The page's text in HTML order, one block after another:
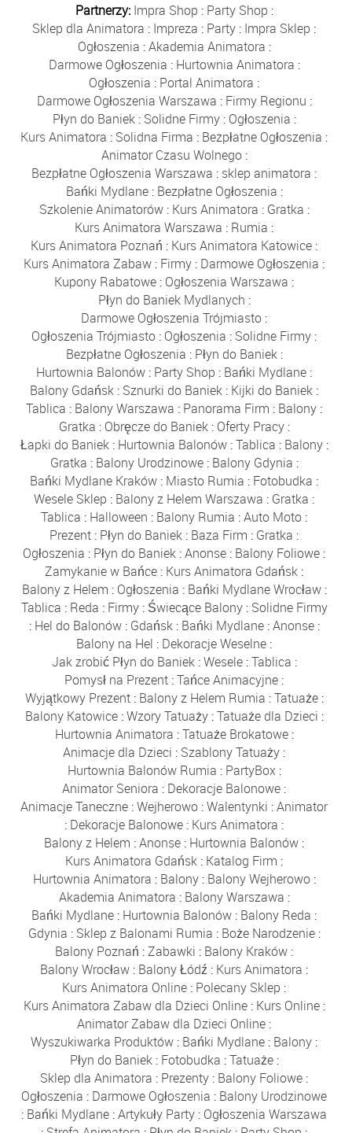
Partnerzy: Impra Shop : Party Shop :
Sklep dla Animatora : Impreza : Party : Impra Sklep :
Ogłoszenia :Akademia Animatora :
Darmowe Ogłoszenia : Hurtownia Animatora :
Ogłoszenia : Portal Animatora :
Darmowe Ogłoszenia Warszawa : Firmy Regionu :
Płyn do Baniek: Solidne Firmy: Ogłoszenia :
Kurs Animatora : Solidna Firma : Bezpłatne Ogłoszenia :
Animator Czasu Wolnego:
Bezpłatne Ogłoszenia Warszawa : sklep animatora :
Bańki Mydlane: Bezpłatne Ogłoszenia :
Szkolenie Animatorów: Kurs Animatora : Gratka :
Kurs Animatora Warszawa : Rumia :
Kurs Animatora Poznań : Kurs Animatora Katowice :
Kurs Animatora Zabaw : Firmy : Darmowe Ogłoszenia :
Kupony Rabatowe : Ogłoszenia Warszawa :
Płyn do Baniek Mydlanych :
Darmowe Ogłoszenia Trójmiasto :
Ogłoszenia Trójmiasto : Ogłoszenia : Solidne Firmy :
Bezpłatne Ogłoszenia : Płyn do Baniek:
Hurtownia Balonów : Party Shop : Bańki Mydlane :
Balony Gdańsk : Sznurki do Baniek : Kijki do Baniek :
Tablica : Balony Warszawa : Panorama Firm : Balony :
Gratka : Obręcze do Baniek: Oferty Pracy:
Łapki do Baniek: Hurtownia Balonów:Tablica : Balony:
Gratka : Balony Urodzinowe: Balony Gdynia :
Bańki Mydlane Kraków : Miasto Rumia : Fotobudka :
Wesele Sklep : Balony z Helem Warszawa : Gratka :
Tablica : Halloween : Balony Rumia :Auto Moto :
Prezent : Płyn do Baniek : Baza Firm : Gratka :
Ogłoszenia : Płyn do Baniek :Anonse : Balony Foliowe :
Zamykanie w Bańce : Kurs Animatora Gdańsk :
Balony z Helem : Ogłoszenia : Bańki Mydlane Wrocław:
Tablica : Reda : Firmy: Świecące Balony: Solidne Firmy
: Hel do Balonów: Gdańsk: Bańki Mydlane:Anonse:
Balony na Hel : Dekoracje Weselne :
Jak zrobić Płyn do Baniek:Wesele:Tablica :
Pomysł na Prezent :Tańce Animacyjne :
Wyjątkowy Prezent: Balony z Helem Rumia :Tatuaże:
Balony Katowice:Wzory Tatuaży:Tatuaże dla Dzieci :
Hurtownia Animatora :Tatuaże Brokatowe:
Animacje dla Dzieci : Szablony Tatuaży :
Hurtownia Balonów Rumia : PartyBox:
Animator Seniora : Dekoracje Balonowe :
Animacje Taneczne :Wejherowo :Walentynki :Animator
: Dekoracje Balonowe : Kurs Animatora :
Balony z Helem :Anonse : Hurtownia Balonów :
Kurs Animatora Gdańsk : Katalog Firm :
Hurtownia Animatora : Balony: Balony Wejherowo:
Akademia Animatora : Balony Warszawa :
Bańki Mydlane : Hurtownia Balonów : Balony Reda :
Gdynia : Sklep z Balonami Rumia : Boże Narodzenie:
Balony Poznań :Zabawki : Balony Kraków :
Balony Wrocław : Balony Łódź : Kurs Animatora :
Kurs Animatora Online : Polecany Sklep :
Kurs Animatora Zabaw dla Dzieci Online: Kurs Online:
Animator Zabaw dla Dzieci Online :
Wyszukiwarka Produktów : Bańki Mydlane : Balony :
Płyn do Baniek: Fotobudka :Tatuaże:
Sklep dla Animatora : Prezenty : Balony Foliowe :
Ogłoszenia : Darmowe Ogłoszenia : Balony Urodzinowe
: Bańki Mydlane :Artykuły Party : Ogłoszenia Warszawa